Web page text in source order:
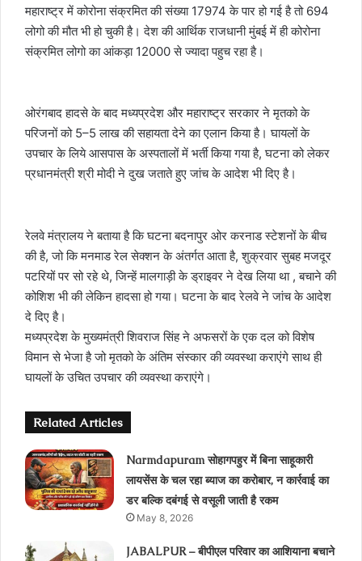
महाराष्ट्र में कोरोना संक्रमित की संख्या 17974 के पार हो गई है तो 694
लोगो की मौत भी हो चुकी है। देश की आर्थिक राजधानी मुंबई में ही कोरोना
संक्रमित लोगो का आंकड़ा 12000 से ज्यादा पहुच रहा है।
ओरंगबाद हादसे के बाद मध्यप्रदेश और महाराष्ट्र सरकार ने मृतको के
परिजनों को 5–5 लाख की सहायता देने का एलान किया है। घायलों के
उपचार के लिये आसपास के अस्पतालों में भर्ती किया गया है, घटना को लेकर
प्रधानमंत्री श्री मोदी ने दुख जताते हुए जांच के आदेश भी दिए है।
रेलवे मंत्रालय ने बताया है कि घटना बदनापुर ओर करनाड स्टेशनों के बीच
की है, जो कि मनमाड रेल सेक्शन के अंतर्गत आता है, शुक्रवार सुबह मजदूर
पटरियों पर सो रहे थे, जिन्हें मालगाड़ी के ड्राइवर ने देख लिया था , बचाने की
कोशिश भी की लेकिन हादसा हो गया। घटना के बाद रेलवे ने जांच के आदेश
दे दिए है।
मध्यप्रदेश के मुख्यमंत्री शिवराज सिंह ने अफसरों के एक दल को विशेष
विमान से भेजा है जो मृतको के अंतिम संस्कार की व्यवस्था कराएंगे साथ ही
घायलों के उचित उपचार की व्यवस्था कराएंगे।
Related Articles
Narmdapuram सोहागपहुर में बिना साहूकारी
लायसेंस के चल रहा ब्‍याज का करोबार, न कार्रवाई का
डर बल्कि दबंगई से वसूली जाती है रकम
May 8, 2026
JABALPUR – बीपीएल परिवार का आशियाना बचाने